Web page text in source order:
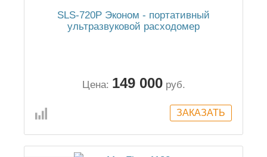
SLS-720P Эконом - портативный
ультразвуковой расходомер
Цена: 149 000 руб.